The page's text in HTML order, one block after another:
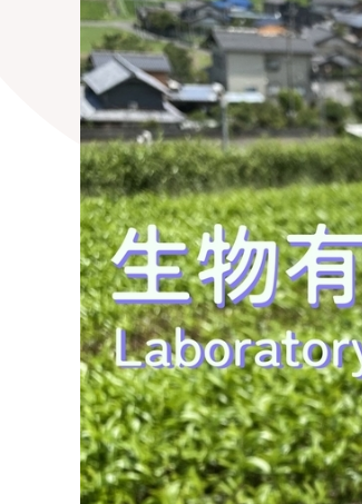
旧課程・コース